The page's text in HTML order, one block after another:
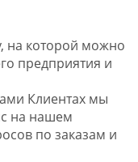
на которой можно
предприятия и
Клиентах мы
на нашем
по заказам и